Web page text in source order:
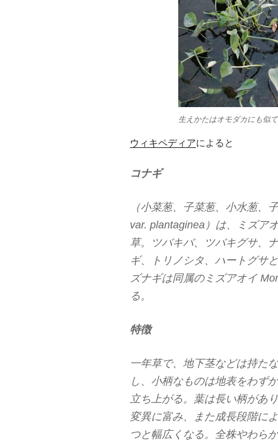
生えかたはオモダカにも似
ウィキペディアによると
コナギ
（小菜葱、子菜葱、小水葱、
var. plantaginea）は、ミズア
草。ツバキバ、ツバキグサ、
ギ、トリノシタ、ハートグサ
ズナギは同属のミズアオイ
る。
特徴
一年草で、地下茎などは持た
し、小柄なものは地表をわず
立ち上がる。葉は長い柄があ
変異に富み、また成長段階に
つと幅広くなる。全株やわら